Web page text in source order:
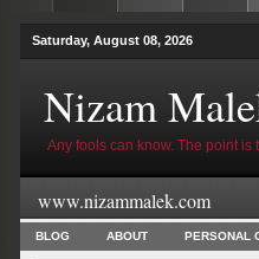
Saturday, August 08, 2026
Nizam
Any fools can know. The point is
www.nizammalek.com
BLOG ABOUT PERSONAL